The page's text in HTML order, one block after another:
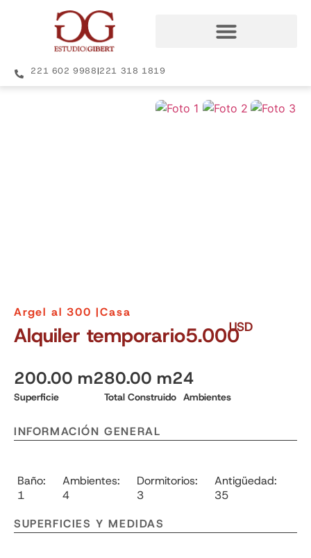
221 602 9988|221 318 1819
Argel al 300 |Casa
Alquiler temporario5.000USD
200.00 m2
Superficie
80.00 m2
Total Construido
4
Ambientes
INFORMACIÓN GENERAL
Baño:
1
Ambientes:
4
Dormitorios:
3
Antigüedad:
35
SUPERFICIES Y MEDIDAS